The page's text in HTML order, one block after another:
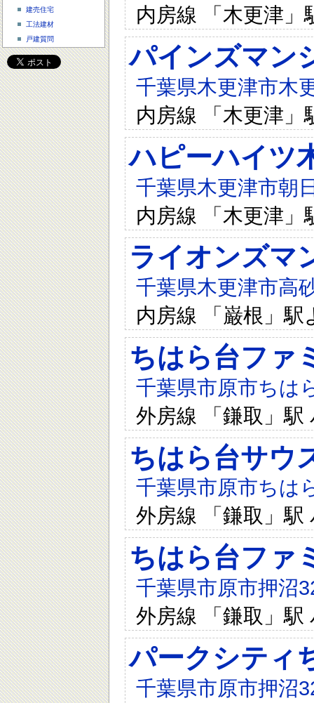
内房線 「木更津」
パインズマン
千葉県木更津市木
内房線 「木更津」
ハピーハイツ
千葉県木更津市朝
内房線 「木更津」
ライオンズマ
千葉県木更津市高
内房線 「巌根」駅
ちはら台ファ
千葉県市原市ちは
外房線 「鎌取」駅
ちはら台サウ
千葉県市原市ちは
外房線 「鎌取」駅
ちはら台ファ
千葉県市原市押沼
外房線 「鎌取」駅
パークシティ
千葉県市原市押沼
建売住宅
工法建材
戸建質問